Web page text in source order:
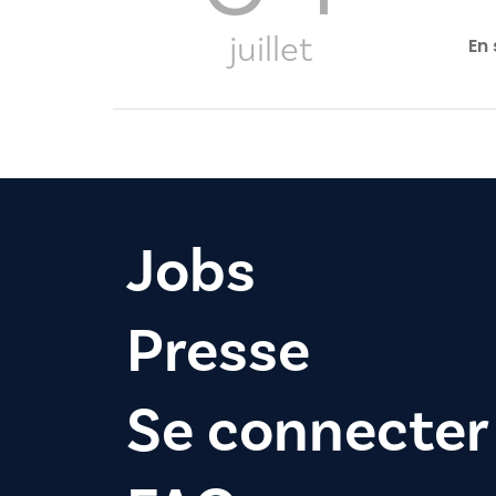
juillet
Jobs
Presse
Se connecter